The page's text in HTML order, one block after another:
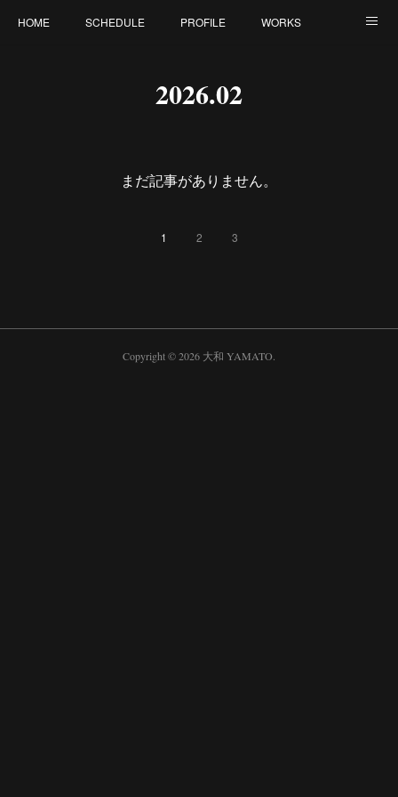
HOME SCHEDULE PROFILE WORKS
2026.02
まだ記事がありません。
1 2 3
Copyright ©2026 大和 YAMATO.